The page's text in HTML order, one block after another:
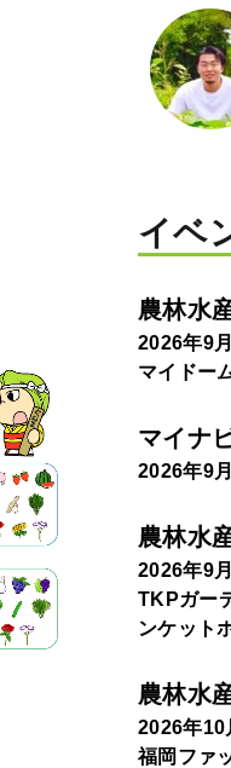
イベ
農林水
2026年9
マイドー
マイナ
2026年9
農林水
2026年9
TKPガー
ンケット
農林水
2026年10
福岡ファ